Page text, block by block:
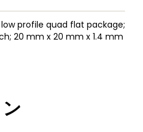
low profile quad flat package;
20 mm x 20 mm x 1.4 mm